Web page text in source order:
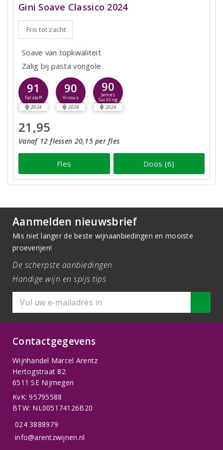
Gini Soave Classico 2024
Fris tot zacht
Soave van topkwaliteit
Zalig bij pasta vongole
91
Falstaff
2024
90
Vinous
2024
90
James
Suckling
2024
21,95
Vanaf 12 flessen 20,15 per fles
Fles Doos (6)
Aanmelden nieuwsbrief
Mis niet langer de beste wijnaanbiedingen en mooiste
proeverijen!
De scherpste aanbiedingen
Handige wijn en spijs tips
Contactgegevens
Wijnhandel Marcel Arentz
Hertogstraat 82
6511 SE Nijmegen
KvK: 95795588
BTW: NL005174126B20
024 3888979
info@arentzwijnen.nl